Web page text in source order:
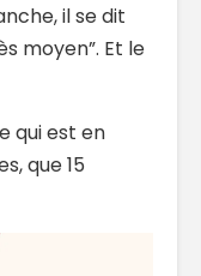
il se dit
moyen”. Et le
qui est en
que 15